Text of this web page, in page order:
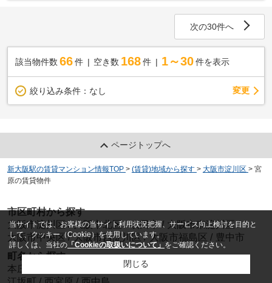
次の30件へ
該当物件数 66件 空き数 168 件 1～30 件を表示
絞り込み条件： なし 変更
ページトップへ
新大阪駅の賃貸マンション情報TOP > (賃貸)地域から探す > 大阪市淀川区 > 宮
原の賃貸物件
市区町村から探す
大阪市淀川区 / 大阪市北区 / 吹田市 / 大阪市東淀川区 /
大阪市中央区 / 大阪市西淀川区 / 大阪市福島区 / 豊中市
町名から探す
本庄西
谷町/ 垂水町
当サイトでは、お客様の当サイト利用状況把握、サービス向上検討を目的と
して、クッキー（Cookie）を使用しています。
詳しくは、当社の 「Cookieの取扱いについて」 をご確認ください。
閉じる